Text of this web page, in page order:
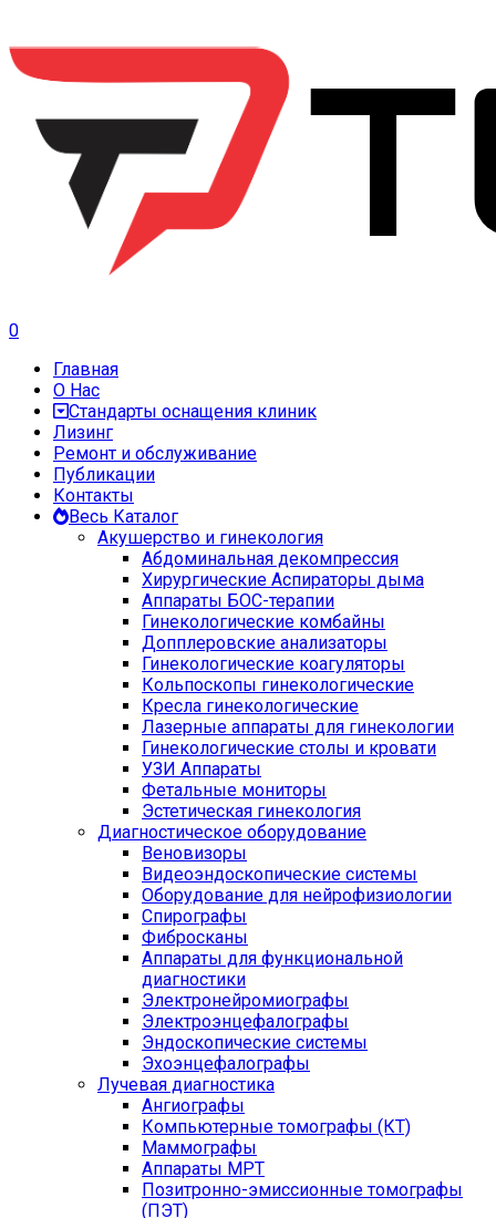
0
Главная
О Нас
Стандарты оснащения клиник
Лизинг
Ремонт и обслуживание
Публикации
Контакты
Весь Каталог
Акушерство и гинекология
Абдоминальная декомпрессия
Хирургические Аспираторы дыма
Аппараты БОС-терапии
Гинекологические комбайны
Допплеровские анализаторы
Гинекологические коагуляторы
Кольпоскопы гинекологические
Кресла гинекологические
Лазерные аппараты для гинекологии
Гинекологические столы и кровати
УЗИ Аппараты
Фетальные мониторы
Эстетическая гинекология
Диагностическое оборудование
Веновизоры
Видеоэндоскопические системы
Оборудование для нейрофизиологии
Спирографы
Фибросканы
Аппараты для функциональной
диагностики
Электронейромиографы
Электроэнцефалографы
Эндоскопические системы
Эхоэнцефалографы
Лучевая диагностика
Ангиографы
Компьютерные томографы (КТ)
Маммографы
Аппараты МРТ
Позитронно-эмиссионные томографы
(ПЭТ)